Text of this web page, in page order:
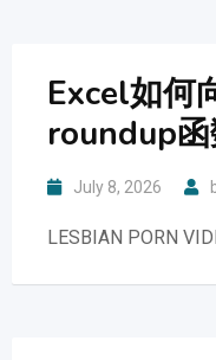
Excel如何
roundup
July 8, 2026
LESBIAN PORN